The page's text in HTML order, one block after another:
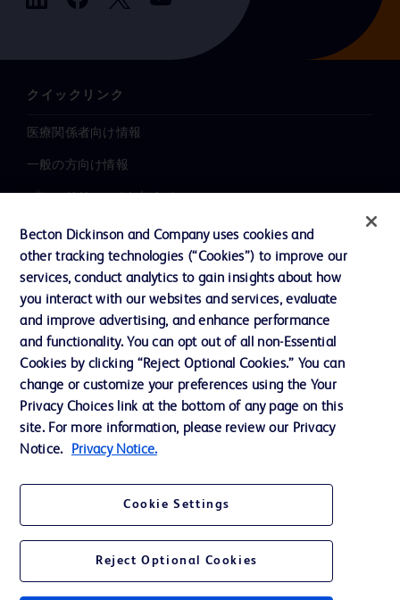
クイックリンク
医療関係者向け情報
一般の方向け情報
プレスリリース / お知らせ
インクルージョン、ダイバー
シティ ＆ エクイティ
投資家向け情報（英語）
会社案内
お問い合わせ
Cookie Preferences
プライバシーポリシー
© 2026 BD. All rights reserved. BD and the BD Logo are trademarks of
Becton Dickinson and Company uses cookies and
other tracking technologies (“Cookies”) to improve our
services, conduct analytics to gain insights about how
you interact with our websites and services, evaluate
and improve advertising, and enhance performance
and functionality. You can opt out of all non-Essential
Cookies by clicking “Reject Optional Cookies.” You can
change or customize your preferences using the Your
Privacy Choices link at the bottom of any page on this
site. For more information, please review our Privacy
Notice.
Privacy Notice.
Cookie Settings
Reject Optional Cookies